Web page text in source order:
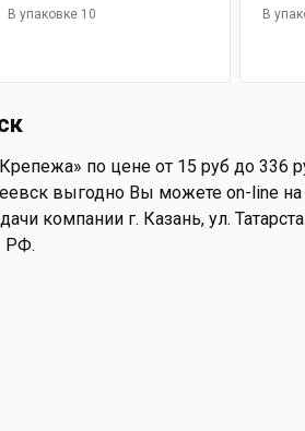
В упаковке 10 В
по цене от 15 руб до 336
выгодно Вы можете on-line
компании г. Казань, ул.
РФ.